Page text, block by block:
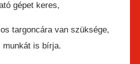
gépet keres,
targoncára van szüksége,
munkát is bírja.